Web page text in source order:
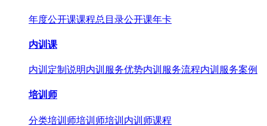
年度公开课课程总目录公开课年卡
内训课
内训定制说明内训服务优势内训服务流程内训服务案例
培训师
分类培训师培训师培训 内训师课程